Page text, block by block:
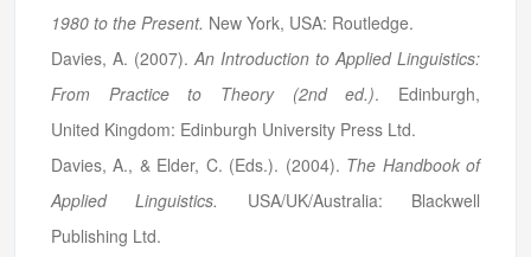
1980 to the Present. New York, USA: Routledge.
Davies, A. (2007). An Introduction to Applied Linguistics:
From Practice to Theory (2nd ed.). Edinburgh,
United Kingdom: Edinburgh University Press Ltd.
Davies, A., & Elder, C. (Eds.). (2004). The Handbook of
Applied Linguistics.
USA/UK/Australia: Blackwell
Publishing Ltd.